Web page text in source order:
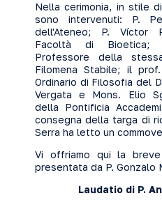
Nella cerimonia, in stile
sono intervenuti: P.
dell'Ateneo; P. Víctor
Facoltà di Bioetica;
Professore della
Filomena Stabile; il
Ordinario di Filosofia del
Vergata e Mons. Elio
della Pontificia
consegna della targa di
Serra ha letto un
Vi offriamo qui la
presentata da P. Gonzalo
Laudatio di P.